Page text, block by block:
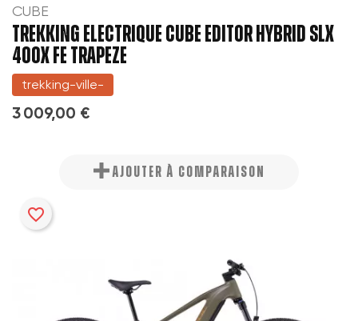
CUBE
TREKKING ELECTRIQUE CUBE EDITOR HYBRID SLX
400X FE TRAPEZE
trekking-ville-
3 009,00 €
AJOUTER À COMPARAISON
favorite_border